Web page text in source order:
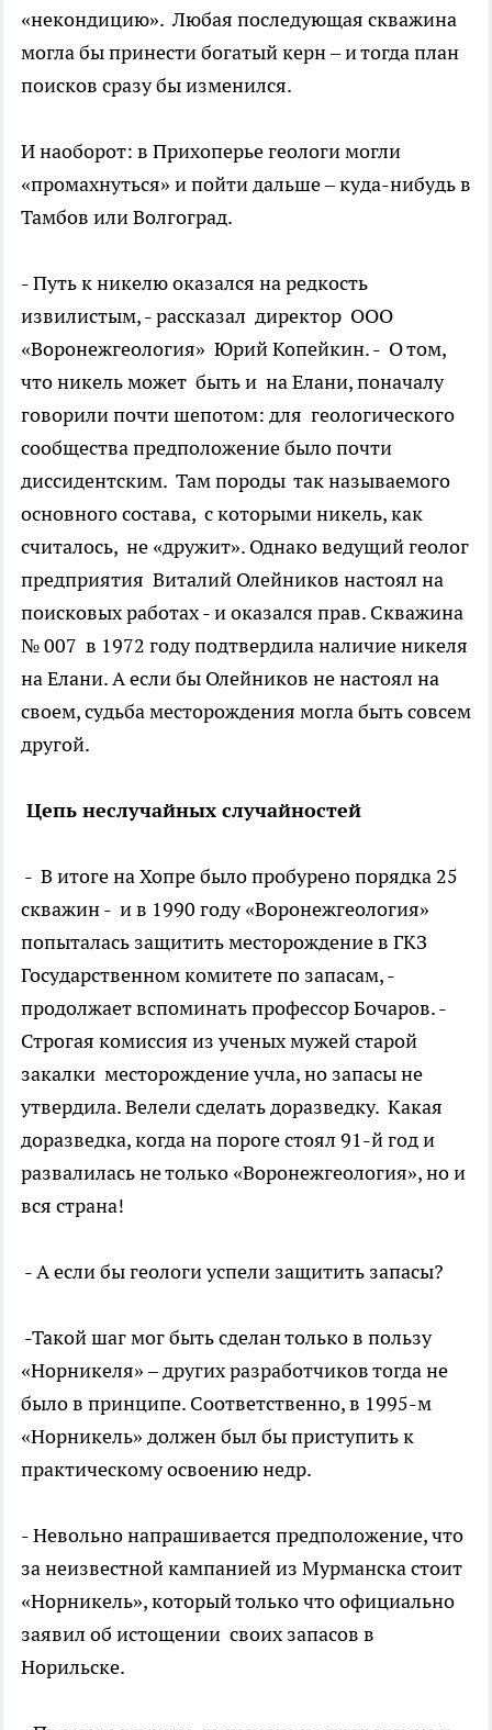
«некондицию». Любая последующая скважина
могла бы принести богатый керн – и тогда план
поисков сразу бы изменился.
И наоборот: в Прихоперье геологи могли
«промахнуться» и пойти дальше – куда-нибудь в
Тамбов или Волгоград.
- Путь к никелю оказался на редкость
извилистым, - рассказал директор ООО
«Воронежгеология» Юрий Копейкин. - О том,
что никель может быть и на Елани, поначалу
говорили почти шепотом: для геологического
сообщества предположение было почти
диссидентским. Там породы так называемого
основного состава, с которыми никель, как
считалось, не «дружит». Однако ведущий геолог
предприятия Виталий Олейников настоял на
поисковых работах - и оказался прав. Скважина
№ 007 в 1972 году подтвердила наличие никеля
на Елани. А если бы Олейников не настоял на
своем, судьба месторождения могла быть совсем
другой.
Цепь неслучайных случайностей
- В итоге на Хопре было пробурено порядка 25
скважин - и в 1990 году «Воронежгеология»
попыталась защитить месторождение в ГКЗ
Государственном комитете по запасам, -
продолжает вспоминать профессор Бочаров. -
Строгая комиссия из ученых мужей старой
закалки месторождение учла, но запасы не
утвердила. Велели сделать доразведку. Какая
доразведка, когда на пороге стоял 91-й год и
развалилась не только «Воронежгеология», но и
вся страна!
- А если бы геологи успели защитить запасы?
-Такой шаг мог быть сделан только в пользу
«Норникеля» – других разработчиков тогда не
было в принципе. Соответственно, в 1995-м
«Норникель» должен был бы приступить к
практическому освоению недр.
- Невольно напрашивается предположение, что
за неизвестной кампанией из Мурманска стоит
«Норникель», который только что официально
заявил об истощении своих запасов в
Норильске.